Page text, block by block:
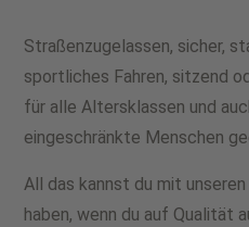
Straßenzugelassen, sicher,
sportliches Fahren, sitzend
für alle Altersklassen und
eingeschränkte Menschen
All das kannst du mit
haben, wenn du auf Qualität